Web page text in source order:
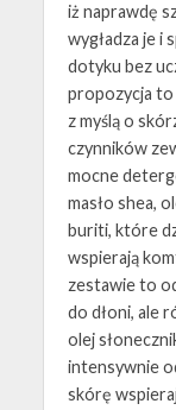
iż naprawdę
wygładza je i
dotyku bez
propozycja to
z myślą o
czynników
mocne
masło shea,
buriti, które
wspierają
zestawie to
do dłoni, ale
olej
intensywnie
skórę